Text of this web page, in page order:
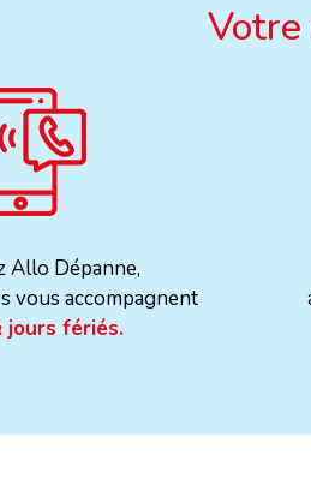
Votre
Allo Dépanne,
vous accompagnent
jours fériés.